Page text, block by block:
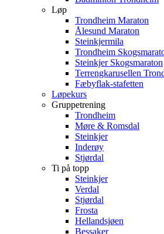
Løp
Trondheim Maraton
Ålesund Maraton
Steinkjermila
Trondheim
Steinkjer Skogsmaraton
Terrengkarusellen
Fæbyflak-stafetten
Løpekurs
Gruppetrening
Trondheim
Møre & Romsdal
Steinkjer
Inderøy
Stjørdal
Ti på topp
Steinkjer
Verdal
Stjørdal
Frosta
Hellandsjøen
Bessaker